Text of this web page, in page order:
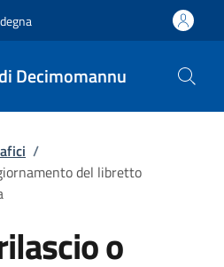
Decimomannu
/
del libretto
o